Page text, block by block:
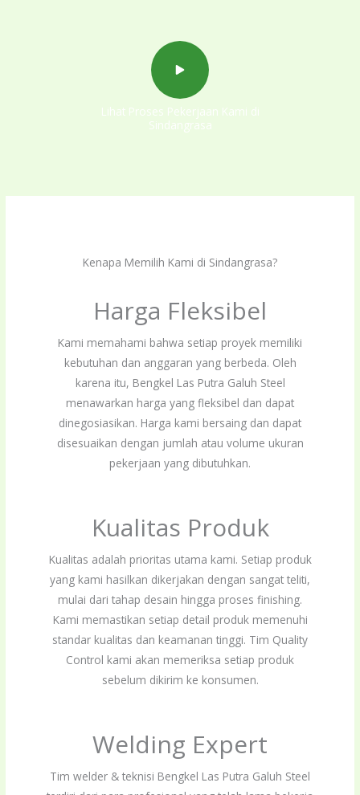
Lihat Proses Pekerjaan Kami di
Sindangrasa
Kenapa Memilih Kami di Sindangrasa?
Harga Fleksibel
Kami memahami bahwa setiap proyek memiliki
kebutuhan dan anggaran yang berbeda. Oleh
karena itu, Bengkel Las Putra Galuh Steel
menawarkan harga yang fleksibel dan dapat
dinegosiasikan. Harga kami bersaing dan dapat
disesuaikan dengan jumlah atau volume ukuran
pekerjaan yang dibutuhkan.
Kualitas Produk
Kualitas adalah prioritas utama kami. Setiap produk
yang kami hasilkan dikerjakan dengan sangat teliti,
mulai dari tahap desain hingga proses finishing.
Kami memastikan setiap detail produk memenuhi
standar kualitas dan keamanan tinggi. Tim Quality
Control kami akan memeriksa setiap produk
sebelum dikirim ke konsumen.
Welding Expert
Tim welder & teknisi Bengkel Las Putra Galuh Steel